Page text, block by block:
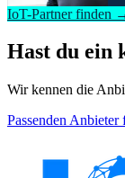
IoT-Partner finden
Hast du ein
Wir kennen die
Passenden Anbieter